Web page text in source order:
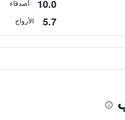
10.0 أصدقاء
5.7 الأزواج